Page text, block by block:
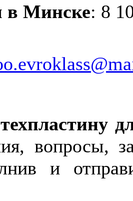
в Минске: 8
техпластину
вопросы,
и